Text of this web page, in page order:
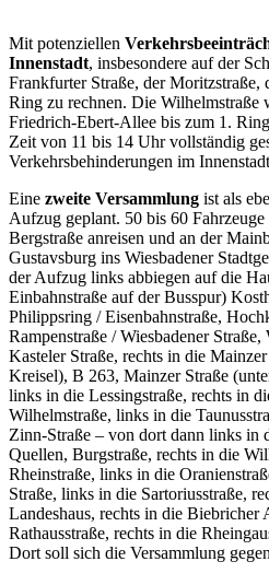
Mit potenziellen
Innenstadt, insbesondere auf der
Frankfurter Straße, der Moritzstraße,
Ring zu rechnen. Die
Friedrich-Ebert-Allee bis zum 1.
Zeit von 11 bis 14 Uhr vollständig
Verkehrsbehinderungen im
Eine zweite Versammlung ist als
Aufzug geplant. 50 bis 60
Bergstraße anreisen und an der
Gustavsburg ins Wiesbadener
der Aufzug links abbiegen auf die
Einbahnstraße auf der Busspur)
Philippsring / Eisenbahnstraße,
Rampenstraße / Wiesbadener Straße,
Kasteler Straße, rechts in die
Kreisel), B 263, Mainzer Straße
links in die Lessingstraße, rechts in
Wilhelmstraße, links in die
Zinn-Straße – von dort dann links in
Quellen, Burgstraße, rechts in die
Rheinstraße, links in die
Straße, links in die Sartoriusstraße,
Landeshaus, rechts in die Biebricher
Rathausstraße, rechts in die
Dort soll sich die Versammlung